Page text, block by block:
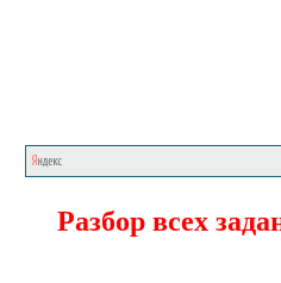
Разбор всех